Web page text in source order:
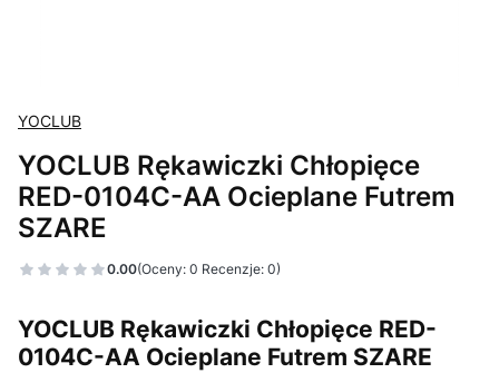
YOCLUB
YOCLUB Rękawiczki Chłopięce
RED-0104C-AA Ocieplane Futrem
SZARE
0.00(Oceny: 0 Recenzje: 0)
YOCLUB Rękawiczki Chłopięce RED-
0104C-AA Ocieplane Futrem SZARE